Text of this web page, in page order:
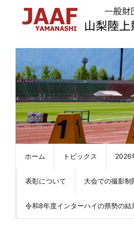
ホーム トピックス 2026
表彰について 大会での撮影制
令和8年度インターハイの県勢の結